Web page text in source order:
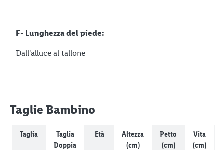
F- Lunghezza del piede:
Dall'alluce al tallone
Taglie Bambino
Taglia
Taglia
Doppia
Età
Altezza
(cm)
Petto
(cm)
Vita
(cm)